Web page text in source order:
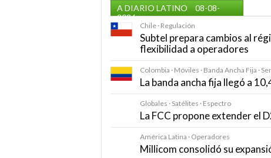
A DIARIO LATINO
08-08-
2026
Chile · Regulación
Subtel prepara cambios al
flexibilidad a operadores
Colombia · Móviles · Banda Ancha Fija ·
La banda ancha fija llegó a
Globales · Satélites · Espectro
La FCC propone extender el
América Latina · Operadores
Millicom consolidó su